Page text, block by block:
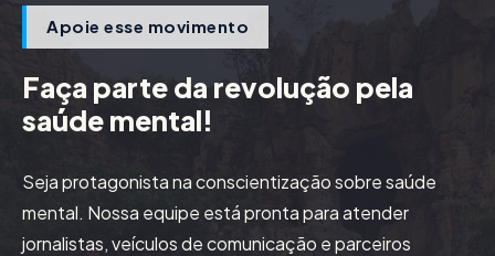
Apoie esse movimento
Faça parte da revolução pela
saúde mental!
Seja protagonista na conscientização sobre saúde
mental. Nossa equipe está pronta para atender
jornalistas, veículos de comunicação e parceiros